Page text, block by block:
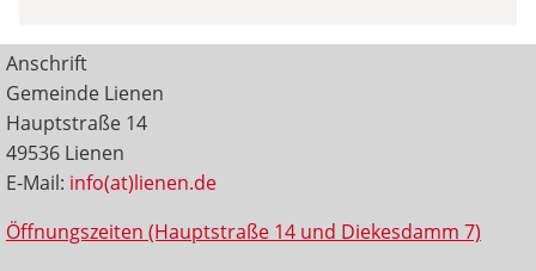
Anschrift
Gemeinde Lienen
Hauptstraße 14
49536 Lienen
E-Mail: info(at)lienen.de
Öffnungszeiten (Hauptstraße 14 und Diekesdamm 7)